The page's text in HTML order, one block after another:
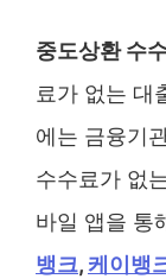
중도상환 수
료가 없는 대
에는 금융기
수수료가 없
바일 앱을 통
뱅크, 케이뱅